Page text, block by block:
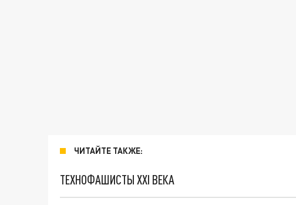
ЧИТАЙТЕ ТАКЖЕ:
ТЕХНОФАШИСТЫ XXI ВЕКА